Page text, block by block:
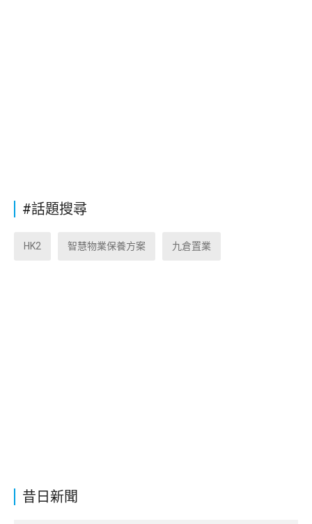
昔日新聞
#話題搜尋
HK2 智慧物業保養方案 九倉置業